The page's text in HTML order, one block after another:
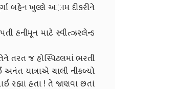
બહેન ખુલ્લે અામ દીકરીને
હનીમૂન માટે સ્વીત્ઝરલેન્ડ
તરત જ હોસ્પિટલમાં ભરતી
યાત્રાએ ચાલી નીકળ્યો
રહ્યાં હતા ! તે જાણવા છતાં